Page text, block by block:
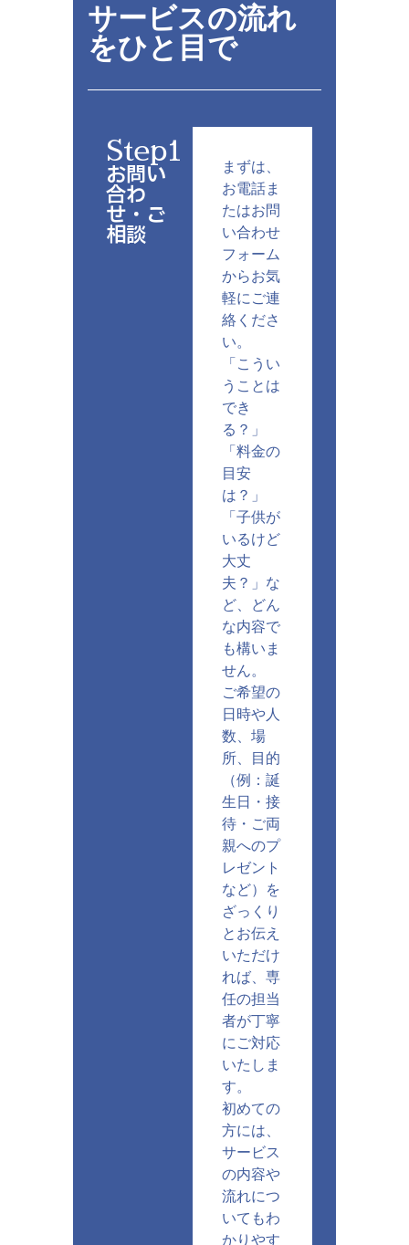
サービスの流れ
をひと目で
Step1
お問い
合わ
せ・ご
相談
まずは、
お電話ま
たはお問
い合わせ
フォーム
からお気
軽にご連
絡くださ
い。
「こうい
うことは
でき
る？」
「料金の
目安
は？」
「子供が
いるけど
大丈
夫？」な
ど、どん
な内容で
も構いま
せん。
ご希望の
日時や人
数、場
所、目的
（例：誕
生日・接
待・ご両
親へのプ
レゼント
など）を
ざっくり
とお伝え
いただけ
れば、専
任の担当
者が丁寧
にご対応
いたしま
す。
初めての
方には、
サービス
の内容や
流れにつ
いてもわ
かりやす